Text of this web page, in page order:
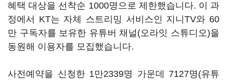
혜택 대상을 선착순 1000명으로 제한했습니다. 이 과
정에서 KT는 자체 스트리밍 서비스인 지니TV와 60
만 구독자를 보유한 유튜버 채널(오라잇 스튜디오)을
동원해 이용자를 모집했습니다.
사전예약을 신청한 1만2339명 가운데 7127명(유튜